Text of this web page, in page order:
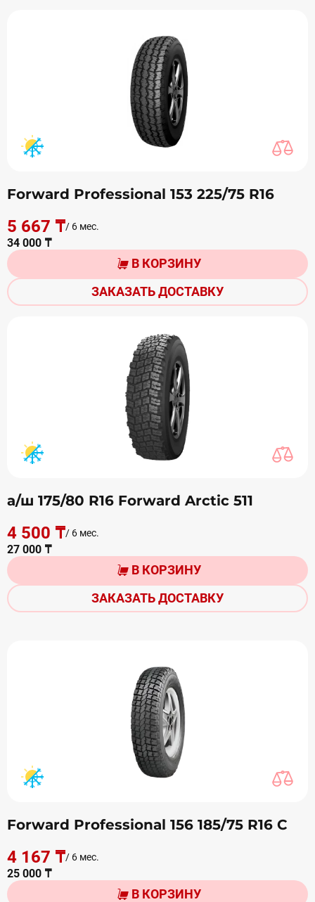
Forward Professional 153 225/75 R16
5 667 ₸/ 6 мес.
34 000 ₸
В КОРЗИНУ
ЗАКАЗАТЬ ДОСТАВКУ
а/ш 175/80 R16 Forward Arctic 511
4 500 ₸/ 6 мес.
27 000 ₸
В КОРЗИНУ
ЗАКАЗАТЬ ДОСТАВКУ
Forward Professional 156 185/75 R16 С
4 167 ₸/ 6 мес.
25 000 ₸
В КОРЗИНУ